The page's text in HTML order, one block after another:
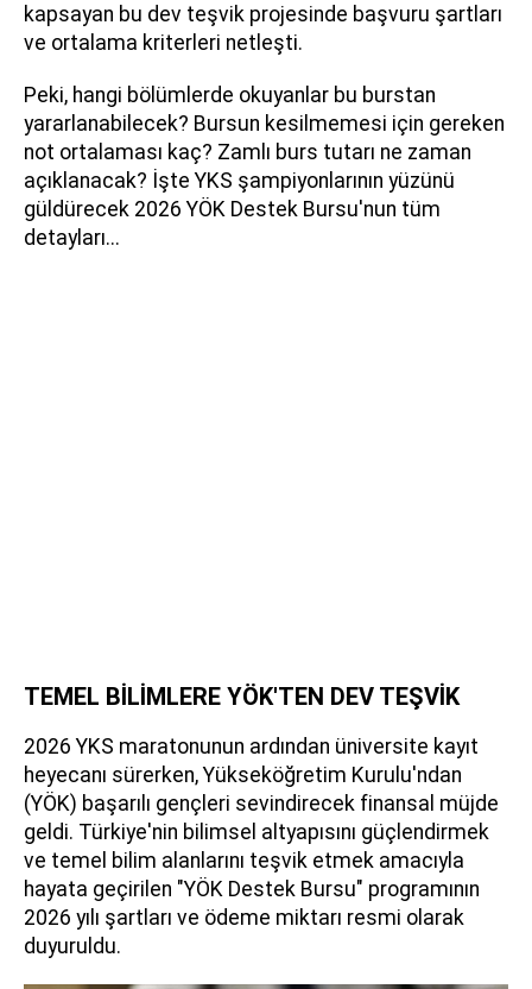
kapsayan bu dev teşvik projesinde başvuru şartları
ve ortalama kriterleri netleşti.
Peki, hangi bölümlerde okuyanlar bu burstan
yararlanabilecek? Bursun kesilmemesi için gereken
not ortalaması kaç? Zamlı burs tutarı ne zaman
açıklanacak? İşte YKS şampiyonlarının yüzünü
güldürecek 2026 YÖK Destek Bursu'nun tüm
detayları...
TEMEL BİLİMLERE YÖK'TEN DEV TEŞVİK
2026 YKS maratonunun ardından üniversite kayıt
heyecanı sürerken, Yükseköğretim Kurulu'ndan
(YÖK) başarılı gençleri sevindirecek finansal müjde
geldi. Türkiye'nin bilimsel altyapısını güçlendirmek
ve temel bilim alanlarını teşvik etmek amacıyla
hayata geçirilen "YÖK Destek Bursu" programının
2026 yılı şartları ve ödeme miktarı resmi olarak
duyuruldu.